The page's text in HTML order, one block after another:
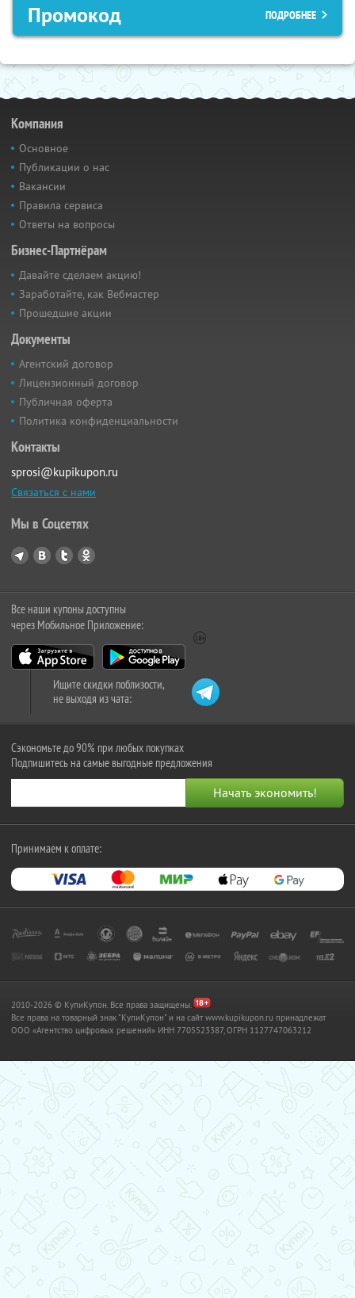
Промокод ПОДРОБНЕЕ
Компания
Основное
Публикации о нас
Вакансии
Правила сервиса
Ответы на вопросы
Бизнес-Партнёрам
Давайте сделаем акцию!
Заработайте, как Вебмастер
Прошедшие акции
Документы
Агентский договор
Лицензионный договор
Публичная оферта
Политика конфиденциальности
Контакты
sprosi@kupikupon.ru
Связаться с нами
Мы в Соцсетях
Все наши купоны доступны
через Мобильное Приложение:
Ищите скидки поблизости,
не выходя из чата:
Сэкономьте до 90% при любых покупках
Подпишитесь на самые выгодные предложения
Принимаем к оплате:
2010-2026 © КупиКупон. Все права защищены.
Все права на товарный знак "КупиКупон" и на сайт www.kupikupon.ru принадлежат
OOO «Агентство цифровых решений» ИНН 7705523387, ОГРН 1127747063212